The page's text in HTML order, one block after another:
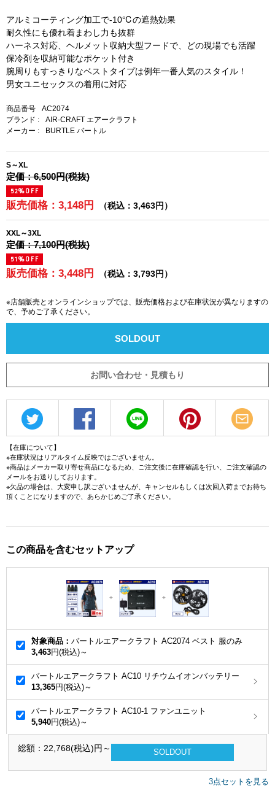
アルミコーティング加工で-10℃の遮熱効果
耐久性にも優れ着まわし力も抜群
ハーネス対応、ヘルメット収納大型フードで、どの現場でも活躍
保冷剤を収納可能なポケット付き
腕周りもすっきりなベストタイプは例年一番人気のスタイル！
男女ユニセックスの着用に対応
商品番号
AC2074
ブランド :
AIR-CRAFT エアークラフト
メーカー :
BURTLE バートル
S～XL
定価：6,500円(税抜)
52%OFF
販売価格：3,148円 （税込：3,463円）
XXL～3XL
定価：7,100円(税抜)
51%OFF
販売価格：3,448円 （税込：3,793円）
※店舗販売とオンラインショップでは、販売価格および在庫状況が異なりますの
で、予めご了承ください。
SOLDOUT
お問い合わせ・見積もり
【在庫について】
※在庫状況はリアルタイム反映ではございません。
※商品はメーカー取り寄せ商品になるため、ご注文後に在庫確認を行い、ご注文確認の
メールをお送りしております。
※欠品の場合は、大変申し訳ございませんが、キャンセルもしくは次回入荷までお待ち
頂くことになりますので、あらかじめご了承ください。
この商品を含むセットアップ
対象商品： バートルエアークラフト AC2074 ベスト 服のみ
3,463円(税込)～
バートルエアークラフト AC10 リチウムイオンバッテリー
13,365円(税込)～
バートルエアークラフト AC10-1 ファンユニット
5,940円(税込)～
総額： 22,768(税込)円～ SOLDOUT
3点セットを見る